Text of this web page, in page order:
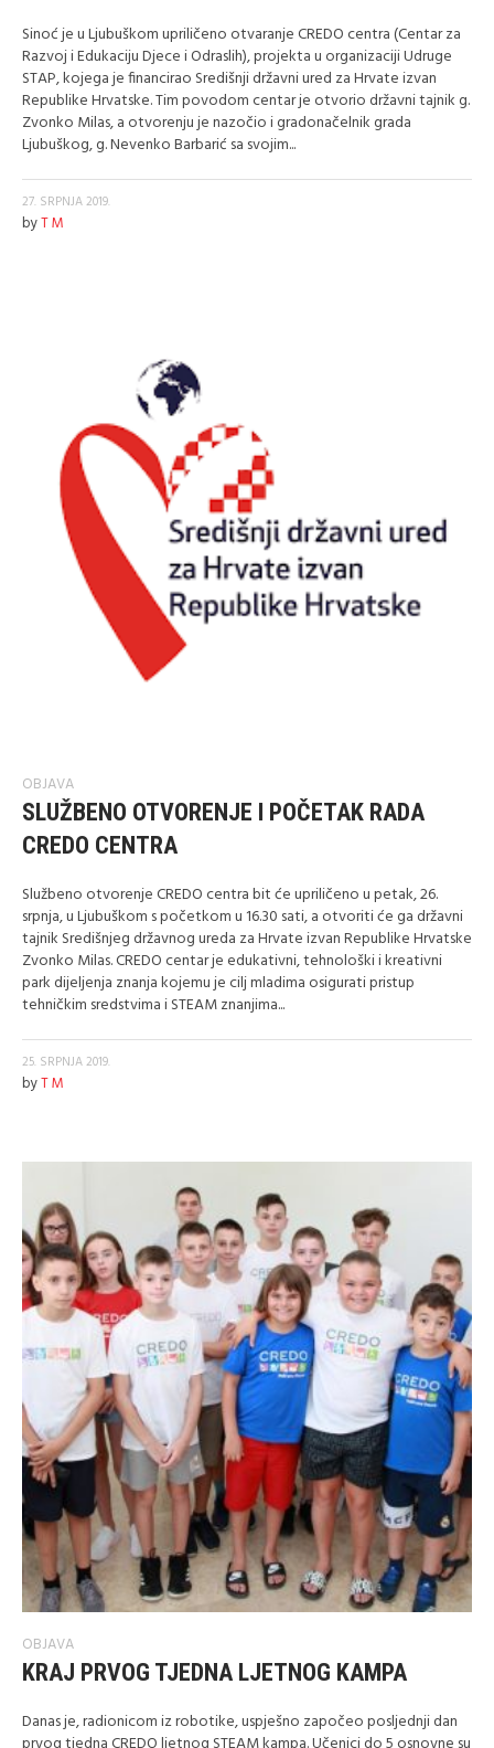
Sinoć je u Ljubuškom upriličeno otvaranje CREDO centra (Centar za
Razvoj i Edukaciju Djece i Odraslih), projekta u organizaciji Udruge
STAP, kojega je financirao Središnji državni ured za Hrvate izvan
Republike Hrvatske. Tim povodom centar je otvorio državni tajnik g.
Zvonko Milas, a otvorenju je nazočio i gradonačelnik grada
Ljubuškog, g. Nevenko Barbarić sa svojim...
27. SRPNJA 2019.
byT M
OBJAVA
SLUŽBENO OTVORENJE I POČETAK RADA
CREDO CENTRA
Službeno otvorenje CREDO centra bit će upriličeno u petak, 26.
srpnja, u Ljubuškom s početkom u 16.30 sati, a otvoriti će ga državni
tajnik Središnjeg državnog ureda za Hrvate izvan Republike Hrvatske
Zvonko Milas. CREDO centar je edukativni, tehnološki i kreativni
park dijeljenja znanja kojemu je cilj mladima osigurati pristup
tehničkim sredstvima i STEAM znanjima...
25. SRPNJA 2019.
byT M
OBJAVA
KRAJ PRVOG TJEDNA LJETNOG KAMPA
Danas je, radionicom iz robotike, uspješno započeo posljednji dan